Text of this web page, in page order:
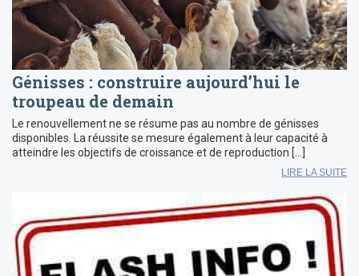
Génisses : construire aujourd’hui le
troupeau de demain
Le renouvellement ne se résume pas au nombre de génisses
disponibles. La réussite se mesure également à leur capacité à
atteindre les objectifs de croissance et de reproduction […]
LIRE LA SUITE